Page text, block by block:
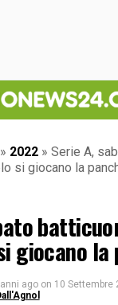
» 2022 » Serie A,
si giocano la
giocano la
ago on 10 Settembre